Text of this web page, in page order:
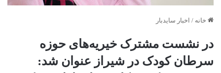
خانه / اخبار سایدبار
در نشست مشترک خیریه‌های حوزه
سرطان کودک در شیراز عنوان شد: